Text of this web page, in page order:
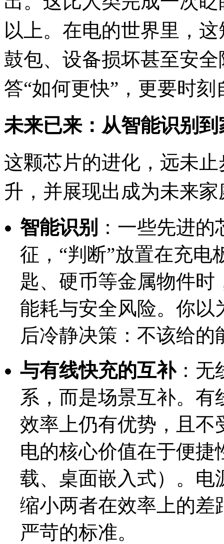
以上。在电的世界里，
鼓包、设备损坏甚至安
答“如何更快”，更要时刻
未来已来：从智能识别
这颗芯片的进化，远未
升，并展现出成为未来
智能识别 ：一些先进
征，“判断”放置在充电
匙、硬币等金属物件
能耗与安全风险。你以
后冷静决策：不该给的
与有线快充的互补：无
系，而是场景互补。
效率上仍有优势，且不
电的核心价值在于便
载、桌面嵌入式）。电
缩小两者在效率上的差
严苛的标准。